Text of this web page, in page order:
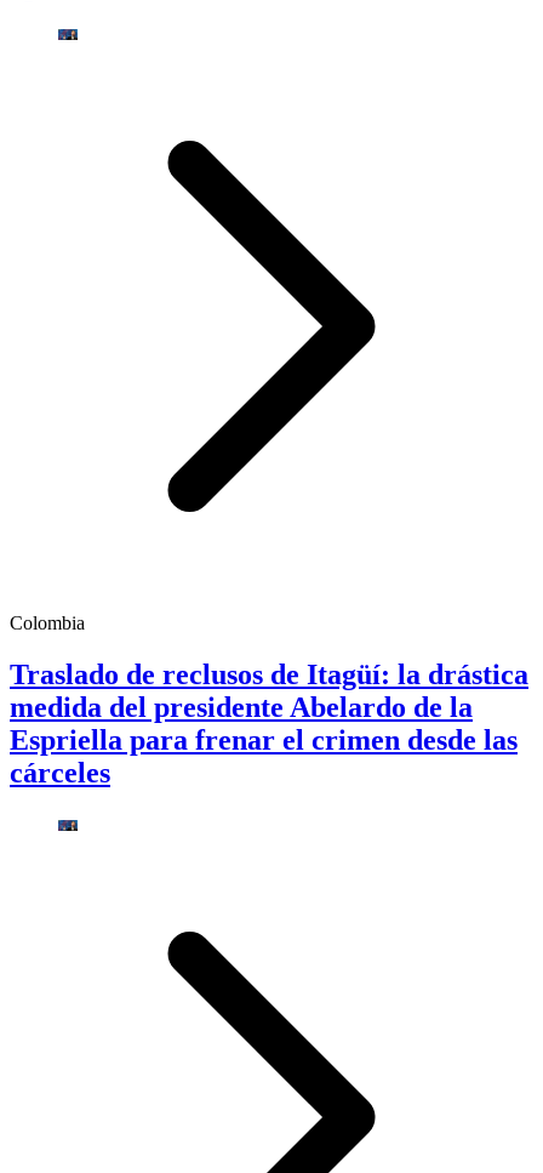
Colombia
Traslado de reclusos de Itagüí: la drástica
medida del presidente Abelardo de la
Espriella para frenar el crimen desde las
cárceles